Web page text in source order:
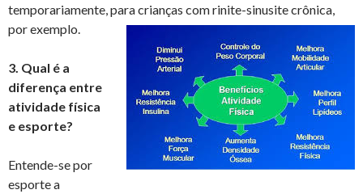
temporariamente, para crianças com rinite-sinusite crônica,
por exemplo.
3. Qual é a
diferença entre
atividade física
e esporte?
Entende-se por
esporte a